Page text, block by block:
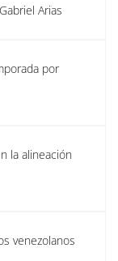
Arias
por
la alineación
venezolanos